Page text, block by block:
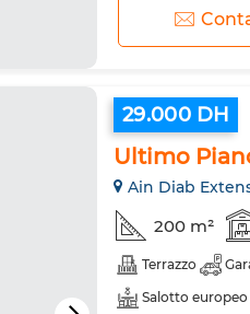
29.000 DH
Ultimo
Ain Diab
200 m²
Terrazzo
Salotto europeo